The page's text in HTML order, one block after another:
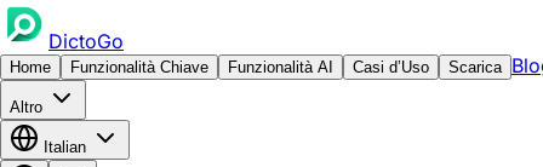
DictoGo
Home Funzionalità Chiave Funzionalità AI Casi d’Uso Scarica
Altro
Italian